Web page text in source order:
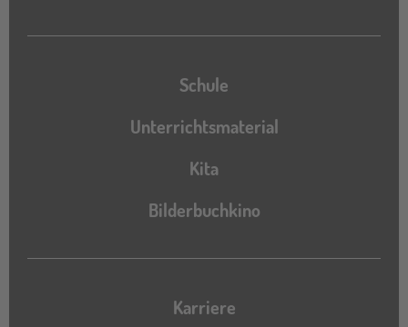
Schule
Unterrichtsmaterial
Kita
Bilderbuchkino
Karriere